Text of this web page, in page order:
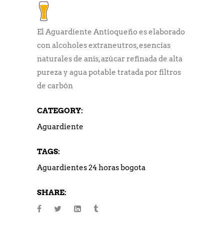
El Aguardiente Antioqueño es elaborado
con alcoholes extraneutros, esencias
naturales de anís, azúcar refinada de alta
pureza y agua potable tratada por filtros
de carbón
CATEGORY:
Aguardiente
TAGS:
Aguardientes 24 horas bogota
SHARE: